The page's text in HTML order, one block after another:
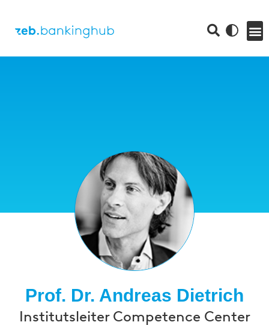
Prof. Dr. Andreas Dietrich
Institutsleiter Competence Center